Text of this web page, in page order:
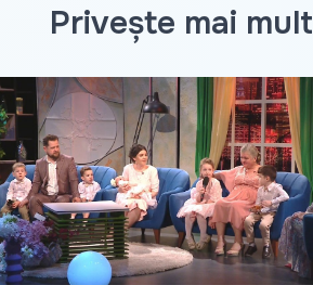
Privește mai mult